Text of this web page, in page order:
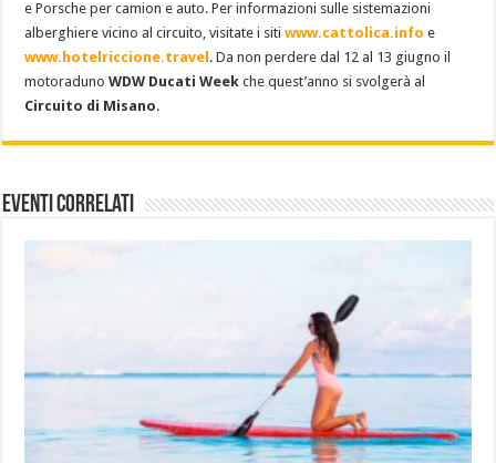
e Porsche per camion e auto. Per informazioni sulle sistemazioni
alberghiere vicino al circuito, visitate i sitiwww.cattolica.info e
www.hotelriccione.travel . Da non perdere dal 12 al 13 giugno il
motoradunoWDW Ducati Week che quest’anno si svolgerà al
Circuito di Misano.
Eventi Correlati